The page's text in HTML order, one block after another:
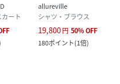
ート
allureville
シャツ・ブラウス
19,800円 50%OFF
180ポイント(1倍)